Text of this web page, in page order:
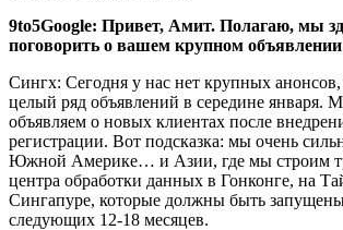
9to5Google: Привет, Амит. Полагаю, мы
поговорить о вашем крупном
Сингх: Сегодня у нас нет крупных
целый ряд объявлений в середине января.
объявляем о новых клиентах после
регистрации. Вот подсказка: мы очень
Южной Америке… и Азии, где мы строим
центра обработки данных в Гонконге, на
Сингапуре, которые должны быть
следующих 12-18 месяцев.